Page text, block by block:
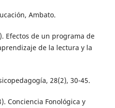
Ambato.
Efectos de un programa de
de la lectura y la
28(2), 30-45.
Conciencia Fonológica y